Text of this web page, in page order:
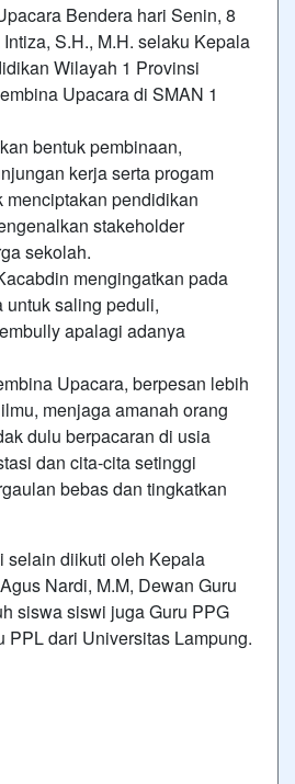
Bendera hari Senin, 8
S.H., M.H. selaku Kepala
Wilayah 1 Provinsi
Upacara di SMAN 1
bentuk pembinaan,
kerja serta progam
menciptakan pendidikan
stakeholder
sekolah.
mengingatkan pada
saling peduli,
apalagi adanya
Upacara, berpesan lebih
menjaga amanah orang
dulu berpacaran di usia
dan cita-cita setinggi
bebas dan tingkatkan
selain diikuti oleh Kepala
Nardi, M.M, Dewan Guru
siswa siswi juga Guru PPG
PPL dari Universitas Lampung.